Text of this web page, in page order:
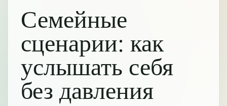
Семейные
сценарии: как
услышать себя
без давления